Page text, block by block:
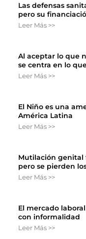
Las defensas
pero su
Leer Más >>
Al aceptar lo que
se centra en lo
Leer Más >>
El Niño es una
América Latina
Leer Más >>
Mutilación genital
pero se pierden
Leer Más >>
El mercado
con informalidad
Leer Más >>